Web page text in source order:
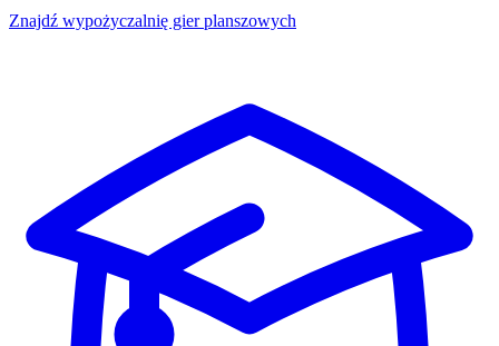
Znajdź wypożyczalnię gier planszowych